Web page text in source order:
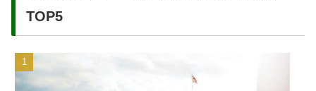
TOP5